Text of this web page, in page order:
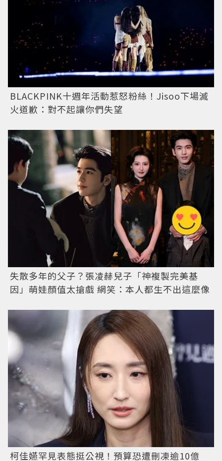
BLACKPINK十週年活動惹怒粉絲！Jisoo下場滅
火道歉：對不起讓你們失望
失散多年的父子？張凌赫兒子「神複製完美基
因」萌娃顏值太搶戲 網笑：本人都生不出這麼像
柯佳嬿罕見表態挺公視！預算恐遭刪凍逾10億